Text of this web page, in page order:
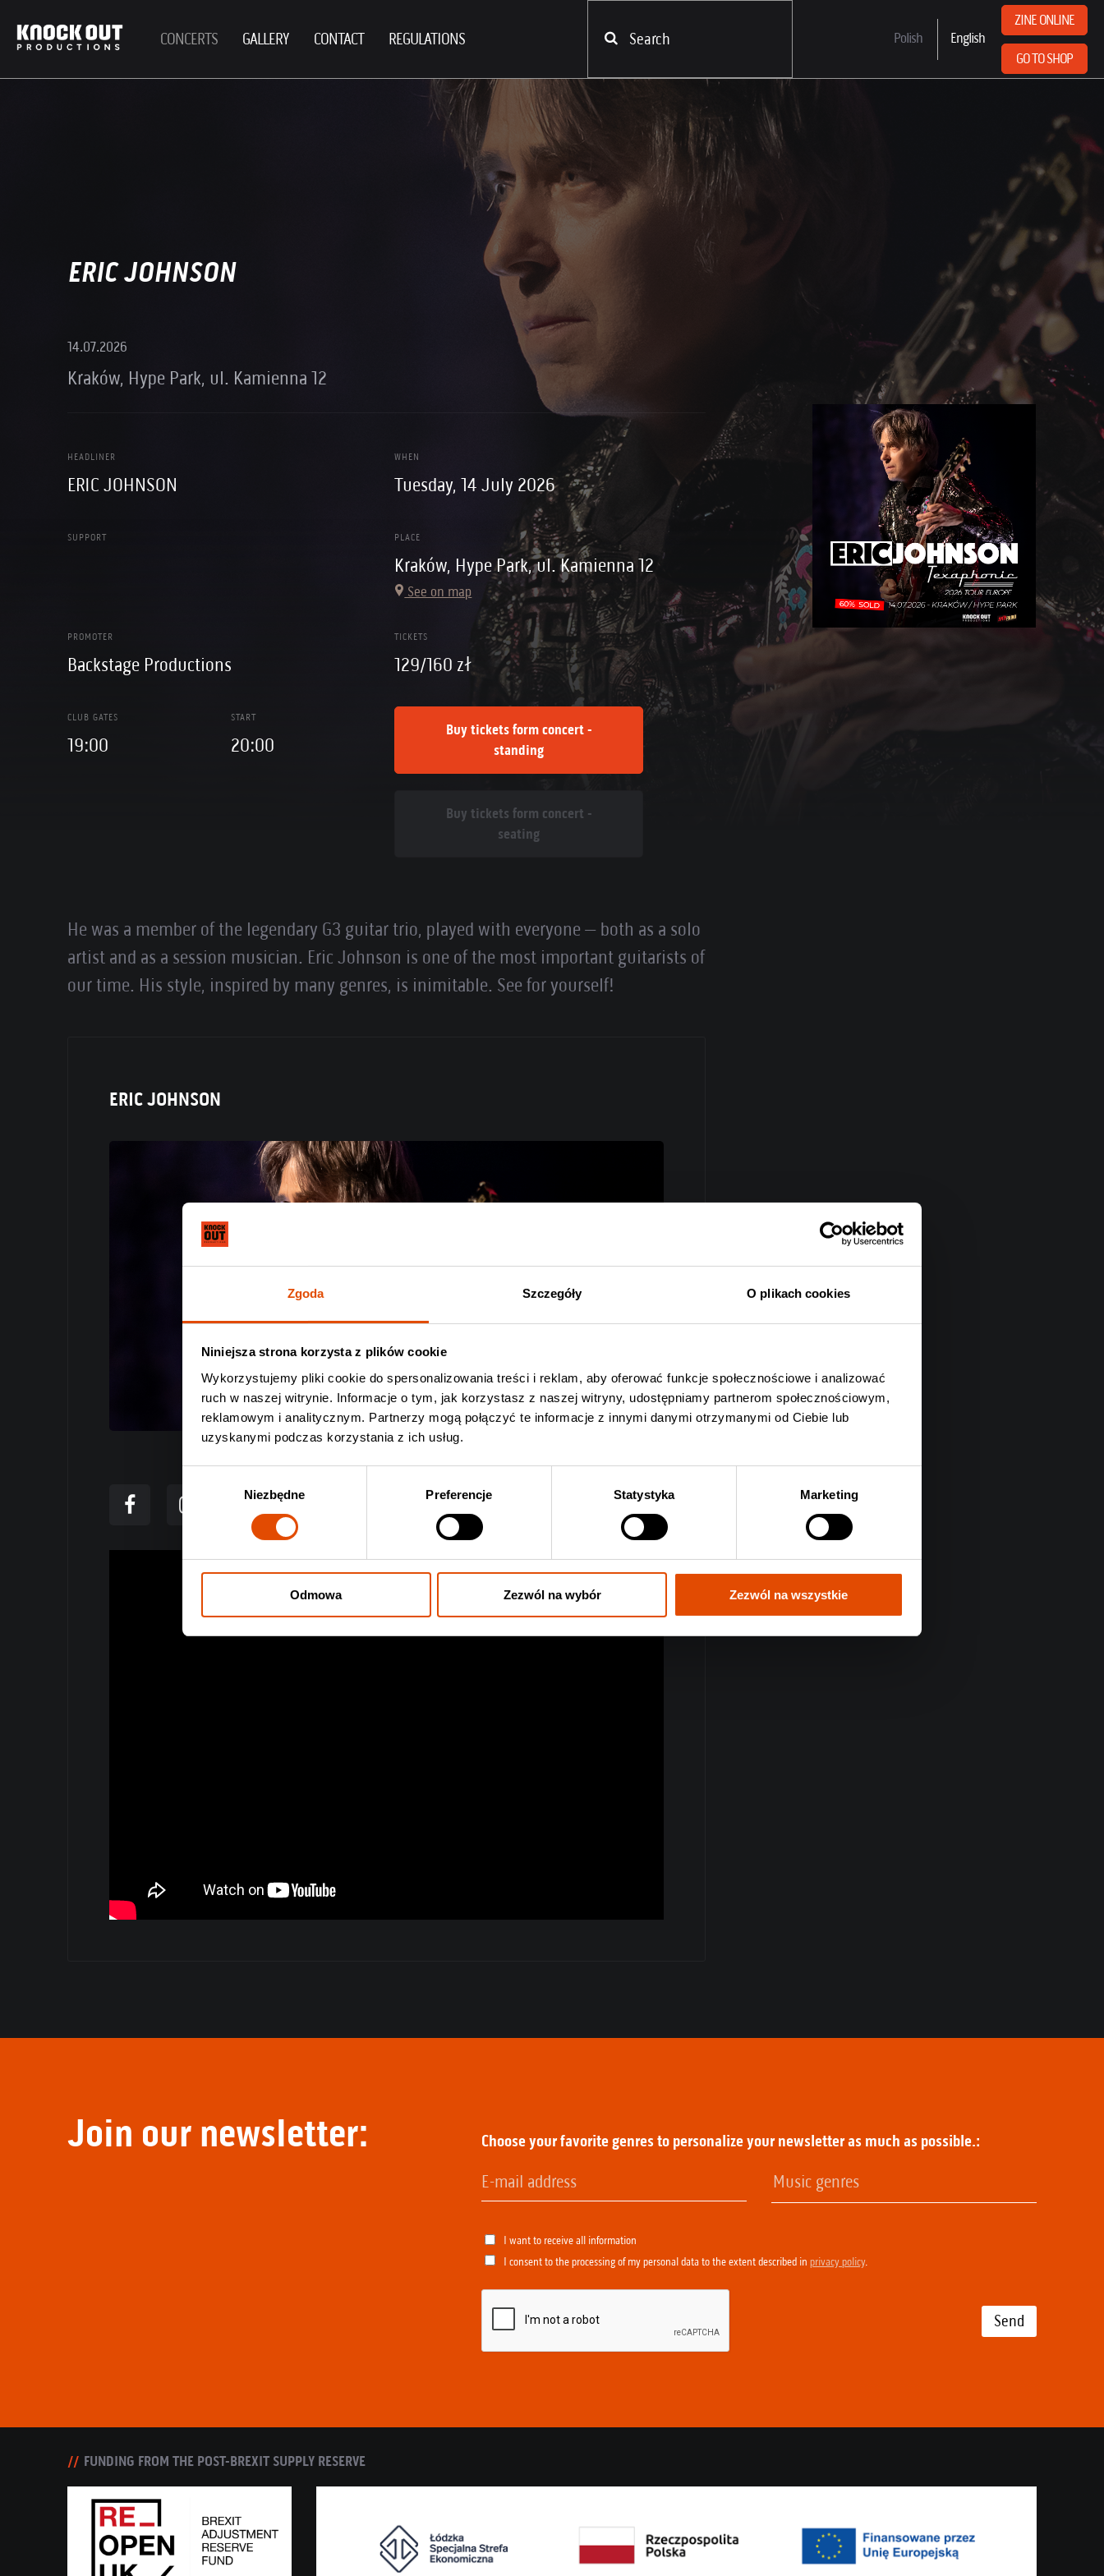
Zgoda Szczegóły O plikach cookies
Niniejsza strona korzysta z plików cookie
Wykorzystujemy pliki cookie do spersonalizowania treści i reklam, aby oferować funkcje społecznościowe i analizować
ruch w naszej witrynie. Informacje o tym, jak korzystasz z naszej witryny, udostępniamy partnerom społecznościowym,
reklamowym i analitycznym. Partnerzy mogą połączyć te informacje z innymi danymi otrzymanymi od Ciebie lub
uzyskanymi podczas korzystania z ich usług.
zgody
Niezbędne Preferencje Statystyka Marketing
Odmowa Zezwól na wybór Zezwól na wszystkie
CONCERTS GALLERY CONTACT REGULATIONS Polish English
ZINE ONLINE
GO TO SHOP
ERIC JOHNSON
14.07.2026
Kraków, Hype Park, ul. Kamienna 12
HEADLINER
ERIC JOHNSON
WHEN
Tuesday, 14 July 2026
SUPPORT PLACE
Kraków, Hype Park, ul. Kamienna 12
See on map
PROMOTER
Backstage Productions
TICKETS
129/160 zł
CLUB GATES
19:00
START
20:00
Buy tickets form concert -
standing
Buy tickets form concert -
seating
He was a member of the legendary G3 guitar trio, played with everyone – both as a solo
artist and as a session musician. Eric Johnson is one of the most important guitarists of
our time. His style, inspired by many genres, is inimitable. See for yourself!
ERIC JOHNSON
Join our newsletter: Choose your favorite genres to personalize your newsletter as much as possible.:
I want to receive all information
I consent to the processing of my personal data to the extent described inprivacy policy.
Send
FUNDING FROM THE POST-BREXIT SUPPLY RESERVE